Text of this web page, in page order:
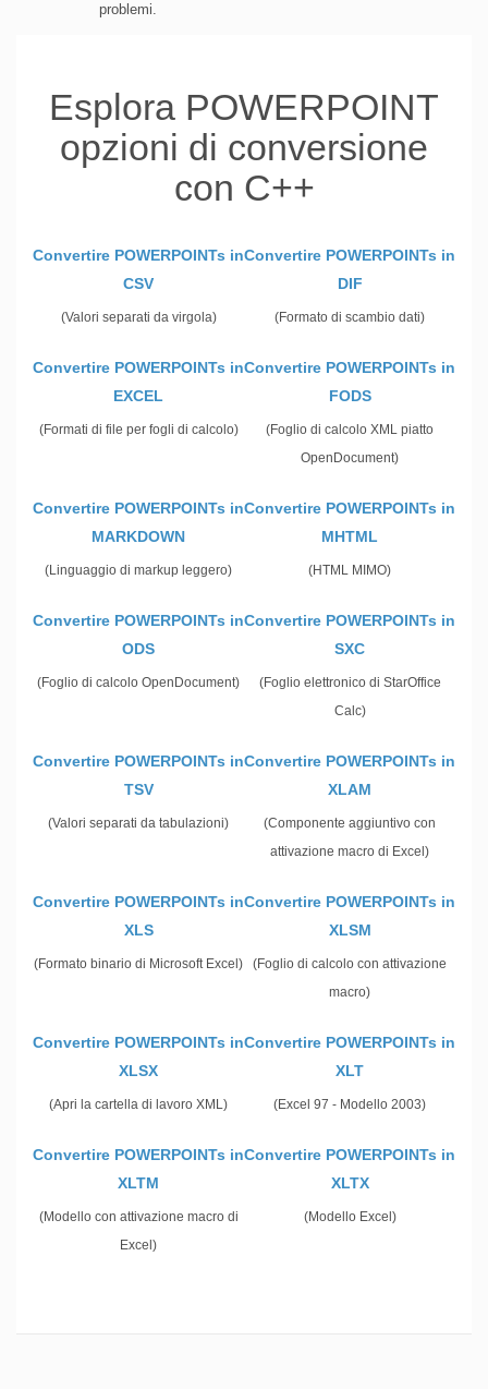
problemi.
Esplora POWERPOINT
opzioni di conversione
con C++
Convertire POWERPOINTs in
CSV
(Valori separati da virgola)
Convertire POWERPOINTs in
DIF
(Formato di scambio dati)
Convertire POWERPOINTs in
EXCEL
(Formati di file per fogli di calcolo)
Convertire POWERPOINTs in
FODS
(Foglio di calcolo XML piatto
OpenDocument)
Convertire POWERPOINTs in
MARKDOWN
(Linguaggio di markup leggero)
Convertire POWERPOINTs in
MHTML
(HTML MIMO)
Convertire POWERPOINTs in
ODS
(Foglio di calcolo OpenDocument)
Convertire POWERPOINTs in
SXC
(Foglio elettronico di StarOffice
Calc)
Convertire POWERPOINTs in
TSV
(Valori separati da tabulazioni)
Convertire POWERPOINTs in
XLAM
(Componente aggiuntivo con
attivazione macro di Excel)
Convertire POWERPOINTs in
XLS
(Formato binario di Microsoft Excel)
Convertire POWERPOINTs in
XLSM
(Foglio di calcolo con attivazione
macro)
Convertire POWERPOINTs in
XLSX
(Apri la cartella di lavoro XML)
Convertire POWERPOINTs in
XLT
(Excel 97 - Modello 2003)
Convertire POWERPOINTs in
XLTM
(Modello con attivazione macro di
Excel)
Convertire POWERPOINTs in
XLTX
(Modello Excel)